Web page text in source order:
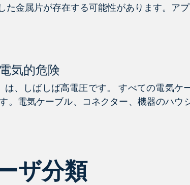
金属片が存在する可能性があります。ア
電気的危険
は、しばしば高電圧です。 すべての電気ケ
。電気ケーブル、コネクター、機器のハウ
ザ分類